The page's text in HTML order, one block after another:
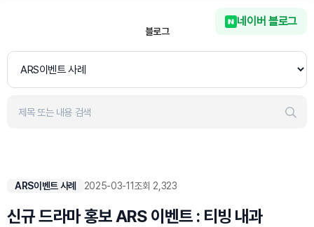
블로그
네이버 블로그
ARS이벤트 사례 2025-03-11조회 2,323
신규 드라마 홍보 ARS 이벤트 : 티빙 내과